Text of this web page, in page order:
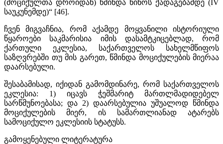
(მოციქულთა დროიდან) წმინდა ნინოს ქადაგებამდე (IV
საუკუნემდე)“ [46].
ჩვენ მიგვაჩნია, რომ აქამდე მოყვანილი ისტორიული
წყაროები საკმარისია იმის დასამტკიცებლად, რომ
ქართული ეკლესია, საქართველოს სახელმწიფოს
საზღვრებში თუ მის გარეთ, წმინდა მოციქულების მიერაა
დაარსებული.
შესაბამისად, იქიდან გამომდინარე, რომ საქართველოს
ეკლესია: 1) იცავს ჭეშმარიტ მართლმადიდებელ
სარწმუნოებასა; და 2) დაარსებულია უშუალოდ წმინდა
მოციქულების მიერ, ის სამართლიანად ატარებს
სამოციქულო ეკლესიის სტატუსს.
გამოყენებული ლიტერატურა